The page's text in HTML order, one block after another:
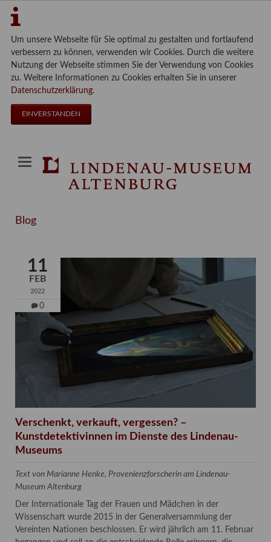
Um unsere Webseite für Sie optimal zu gestalten und fortlaufend
verbessern zu können, verwenden wir Cookies. Durch die weitere
Nutzung der Webseite stimmen Sie der Verwendung von Cookies
zu. Weitere Informationen zu Cookies erhalten Sie in unserer
Datenschutzerklärung.
EINVERSTANDEN
Blog
11
FEB
2022
0
Verschenkt, verkauft, vergessen? –
Kunstdetektivinnen im Dienste des Lindenau-
Museums
Text von Marianne Henke, Provenienzforscherin am Lindenau-
Museum Altenburg
Der Internationale Tag der Frauen und Mädchen in der
Wissenschaft wurde 2015 in der Generalversammlung der
Vereinten Nationen beschlossen. Er wird jährlich am 11. Februar